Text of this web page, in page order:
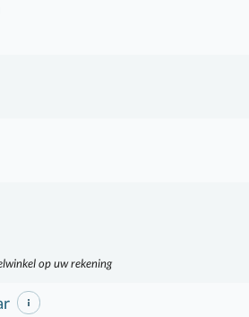
op uw rekening